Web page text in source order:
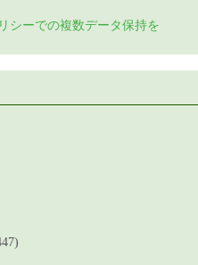
シーでの複数データ保持を